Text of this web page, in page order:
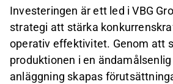
Investeringen är ett led i VBG
strategi att stärka
operativ effektivitet. Genom att
produktionen i en
anläggning skapas